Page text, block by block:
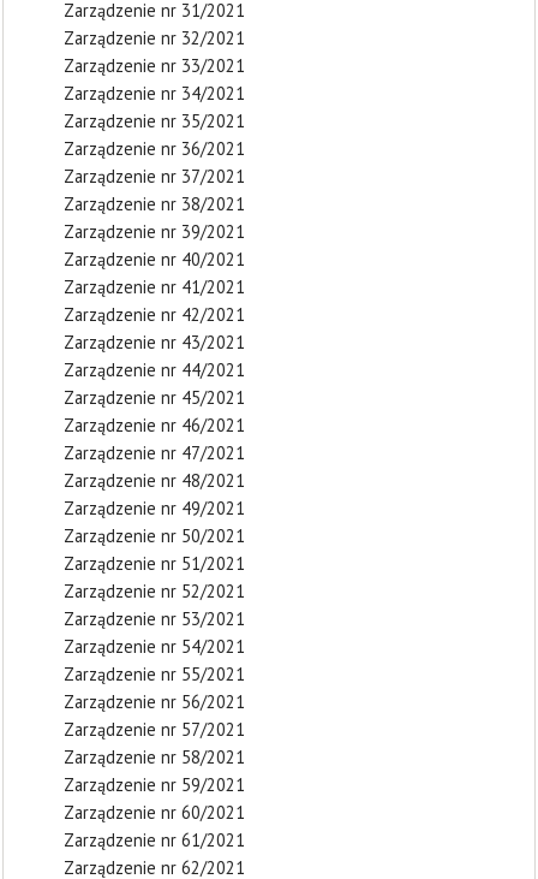
Zarządzenie nr 31/2021
Zarządzenie nr 32/2021
Zarządzenie nr 33/2021
Zarządzenie nr 34/2021
Zarządzenie nr 35/2021
Zarządzenie nr 36/2021
Zarządzenie nr 37/2021
Zarządzenie nr 38/2021
Zarządzenie nr 39/2021
Zarządzenie nr 40/2021
Zarządzenie nr 41/2021
Zarządzenie nr 42/2021
Zarządzenie nr 43/2021
Zarządzenie nr 44/2021
Zarządzenie nr 45/2021
Zarządzenie nr 46/2021
Zarządzenie nr 47/2021
Zarządzenie nr 48/2021
Zarządzenie nr 49/2021
Zarządzenie nr 50/2021
Zarządzenie nr 51/2021
Zarządzenie nr 52/2021
Zarządzenie nr 53/2021
Zarządzenie nr 54/2021
Zarządzenie nr 55/2021
Zarządzenie nr 56/2021
Zarządzenie nr 57/2021
Zarządzenie nr 58/2021
Zarządzenie nr 59/2021
Zarządzenie nr 60/2021
Zarządzenie nr 61/2021
Zarządzenie nr 62/2021